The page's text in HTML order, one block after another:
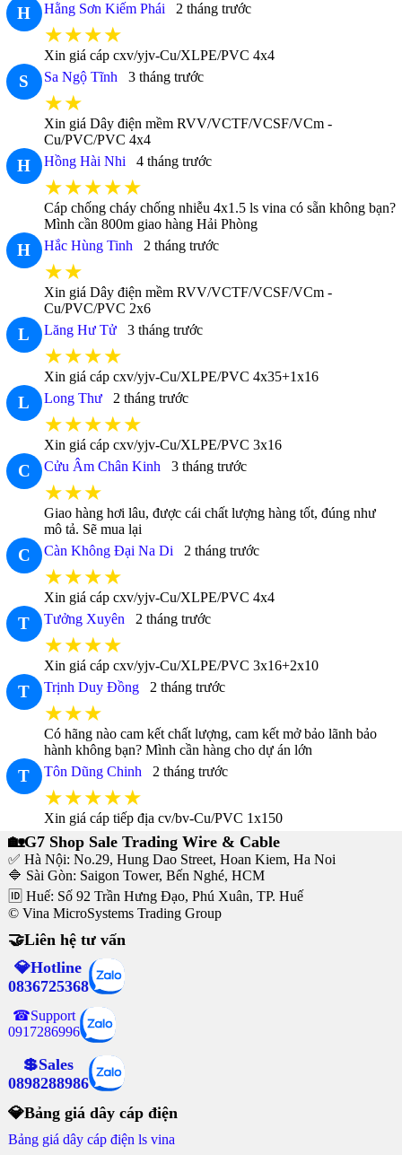
H Hằng Sơn Kiếm Phái 2 tháng trước
★★★★
Xin giá cáp cxv/yjv-Cu/XLPE/PVC 4x4
S Sa Ngộ Tĩnh 3 tháng trước
★★
Xin giá Dây điện mềm RVV/VCTF/VCSF/VCm -
Cu/PVC/PVC 4x4
H Hồng Hài Nhi 4 tháng trước
★★★★★
Cáp chống cháy chống nhiễu 4x1.5 ls vina có sẵn không bạn?
Mình cần 800m giao hàng Hải Phòng
H Hắc Hùng Tinh 2 tháng trước
★★
Xin giá Dây điện mềm RVV/VCTF/VCSF/VCm -
Cu/PVC/PVC 2x6
L Lăng Hư Tử 3 tháng trước
★★★★
Xin giá cáp cxv/yjv-Cu/XLPE/PVC 4x35+1x16
L Long Thư 2 tháng trước
★★★★★
Xin giá cáp cxv/yjv-Cu/XLPE/PVC 3x16
C Cửu Âm Chân Kinh 3 tháng trước
★★★
Giao hàng hơi lâu, được cái chất lượng hàng tốt, đúng như
mô tả. Sẽ mua lại
C Càn Không Đại Na Di 2 tháng trước
★★★★
Xin giá cáp cxv/yjv-Cu/XLPE/PVC 4x4
T Tưởng Xuyên 2 tháng trước
★★★★
Xin giá cáp cxv/yjv-Cu/XLPE/PVC 3x16+2x10
T Trịnh Duy Đồng 2 tháng trước
★★★
Có hãng nào cam kết chất lượng, cam kết mở bảo lãnh bảo
hành không bạn? Mình cần hàng cho dự án lớn
T Tôn Dũng Chinh 2 tháng trước
★★★★★
Xin giá cáp tiếp địa cv/bv-Cu/PVC 1x150
🏡G7 Shop Sale Trading Wire & Cable
✅ Hà Nội: No.29, Hung Dao Street, Hoan Kiem, Ha Noi
🔷 Sài Gòn: Saigon Tower, Bến Nghé, HCM
🆔 Huế: Số 92 Trần Hưng Đạo, Phú Xuân, TP. Huế
© Vina MicroSystems Trading Group
🤝Liên hệ tư vấn
💎Hotline
0836725368
☎Support
0917286996
💲Sales
0898288986
💎Bảng giá dây cáp điện
Bảng giá dây cáp điện ls vina